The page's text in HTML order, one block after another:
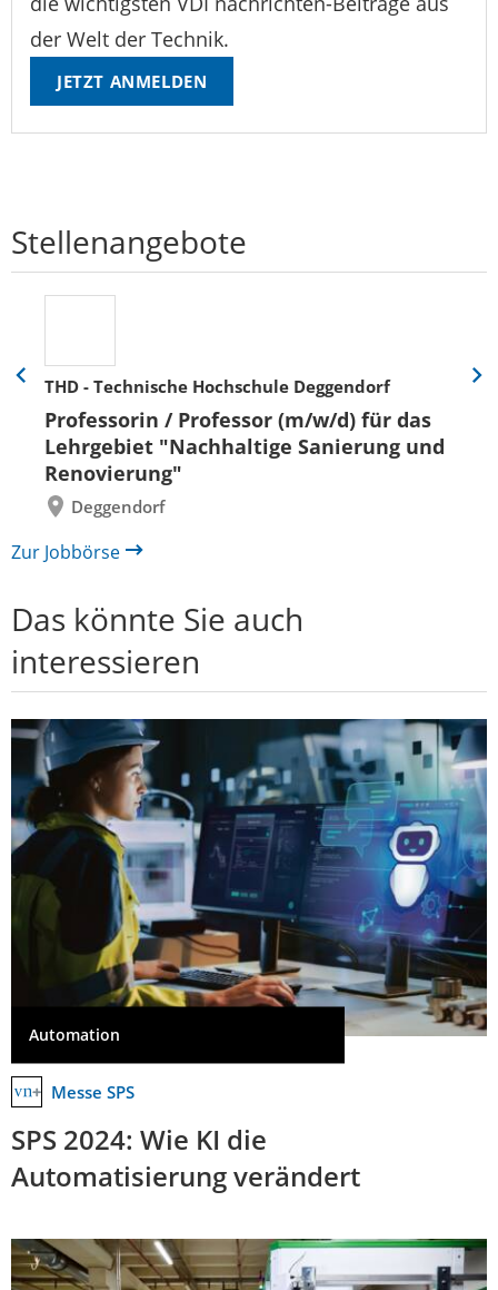
der Welt der Technik.
JETZT ANMELDEN
Stellenangebote
THD - Technische Hochschule Deggendorf
Professorin / Professor (m/w/d) für das
Lehrgebiet "Nachhaltige Sanierung und
Renovierung"
Deggendorf
Eine
zurück
Eine
Zur Jobbörse
Das könnte Sie auch
interessieren
Automation
Messe SPS
SPS 2024: Wie KI die
Automatisierung verändert